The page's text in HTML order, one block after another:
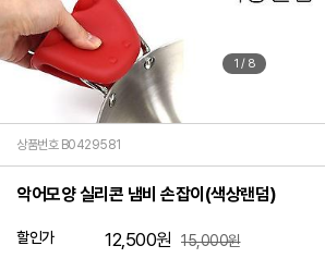
1 / 8
상품번호 B0429581
악어모양 실리콘 냄비 손잡이(색상랜덤)
할인가 12,500원 15,000원